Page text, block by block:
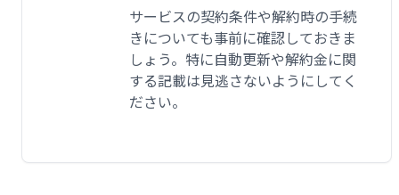
サービスの契約条件や解約時の手続
きについても事前に確認しておきま
しょう。特に自動更新や解約金に関
する記載は見逃さないようにしてく
ださい。